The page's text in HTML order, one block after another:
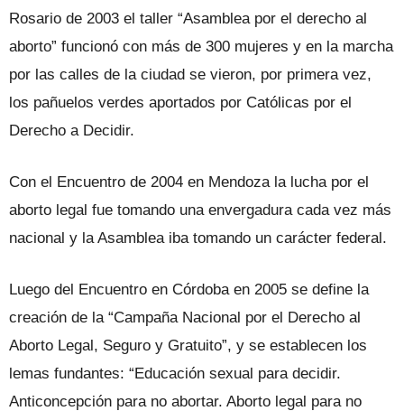
Rosario de 2003 el taller “Asamblea por el derecho al
aborto” funcionó con más de 300 mujeres y en la marcha
por las calles de la ciudad se vieron, por primera vez,
los pañuelos verdes aportados por Católicas por el
Derecho a Decidir.
Con el Encuentro de 2004 en Mendoza la lucha por el
aborto legal fue tomando una envergadura cada vez más
nacional y la Asamblea iba tomando un carácter federal.
Luego del Encuentro en Córdoba en 2005 se define la
creación de la “Campaña Nacional por el Derecho al
Aborto Legal, Seguro y Gratuito”, y se establecen los
lemas fundantes: “Educación sexual para decidir.
Anticoncepción para no abortar. Aborto legal para no